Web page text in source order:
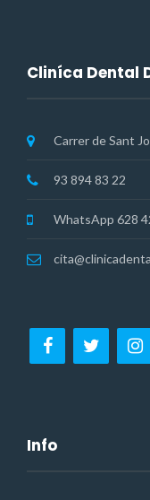
Cliníca Dental
Carrer de Sant
93 894 83 22
WhatsApp 628
Info